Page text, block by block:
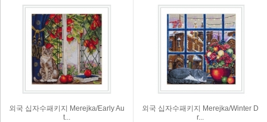
외국 십자수패키지 Merejka/Early Au
t...
외국 십자수패키지 Merejka/Winter D
r...